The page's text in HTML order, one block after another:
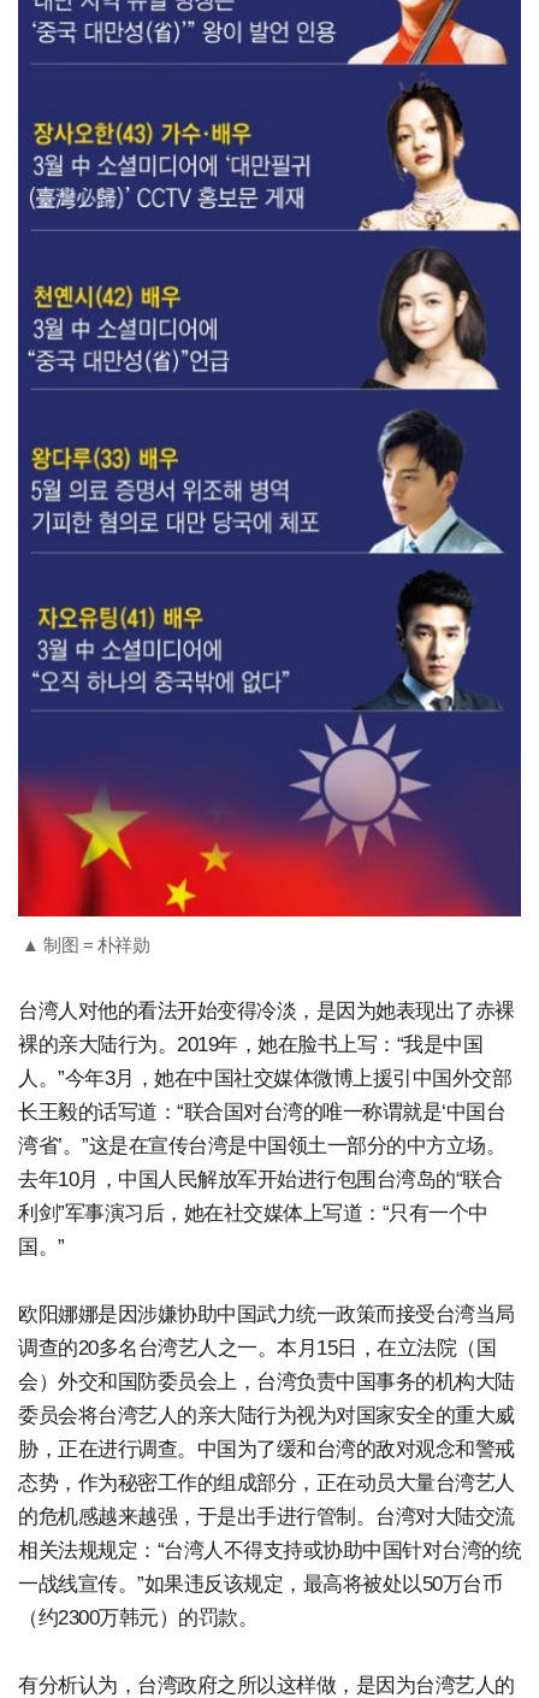
▲ 制图 = 朴祥勋
台湾人对他的看法开始变得冷淡，是因为她表现出了赤裸
裸的亲大陆行为。2019年，她在脸书上写：“我是中国
人。”今年3月，她在中国社交媒体微博上援引中国外交部
长王毅的话写道：“联合国对台湾的唯一称谓就是‘中国台
湾省’。”这是在宣传台湾是中国领土一部分的中方立场。
去年10月，中国人民解放军开始进行包围台湾岛的“联合
利剑”军事演习后，她在社交媒体上写道：“只有一个中
国。”
欧阳娜娜是因涉嫌协助中国武力统一政策而接受台湾当局
调查的20多名台湾艺人之一。本月15日，在立法院（国
会）外交和国防委员会上，台湾负责中国事务的机构大陆
委员会将台湾艺人的亲大陆行为视为对国家安全的重大威
胁，正在进行调查。中国为了缓和台湾的敌对观念和警戒
态势，作为秘密工作的组成部分，正在动员大量台湾艺人
的危机感越来越强，于是出手进行管制。台湾对大陆交流
相关法规规定：“台湾人不得支持或协助中国针对台湾的统
一战线宣传。”如果违反该规定，最高将被处以50万台币
（约2300万韩元）的罚款。
有分析认为，台湾政府之所以这样做，是因为台湾艺人的